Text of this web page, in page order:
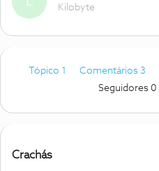
Kilobyte
Tópico 1 Comentários 3
Seguidores 0
Crachás